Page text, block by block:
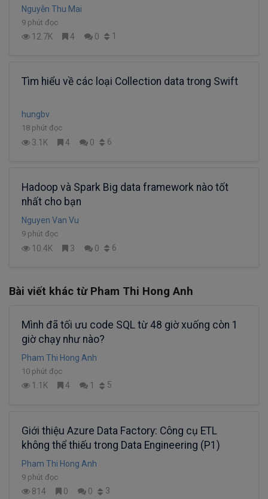
Nguyễn Thu Mai
9 phút đọc
12.7K 4 0 1
Tìm hiểu về các loại Collection data trong Swift
hungbv
18 phút đọc
3.1K 4 0 6
Hadoop và Spark Big data framework nào tốt
nhất cho bạn
Nguyen Van Vu
9 phút đọc
10.4K 3 0 6
Bài viết khác từ Pham Thi Hong Anh
Mình đã tối ưu code SQL từ 48 giờ xuống còn 1
giờ chạy như nào?
Pham Thi Hong Anh
10 phút đọc
1.1K 4 1 5
Giới thiệu Azure Data Factory: Công cụ ETL
không thể thiếu trong Data Engineering (P1)
Pham Thi Hong Anh
9 phút đọc
814 0 0 3